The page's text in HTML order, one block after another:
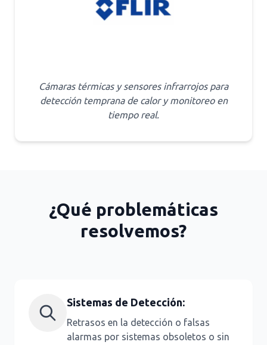
Cámaras térmicas y sensores infrarrojos para
detección temprana de calor y monitoreo en
tiempo real.
¿Qué problemáticas
resolvemos?
Sistemas de Detección:
Retrasos en la detección o falsas
alarmas por sistemas obsoletos o sin